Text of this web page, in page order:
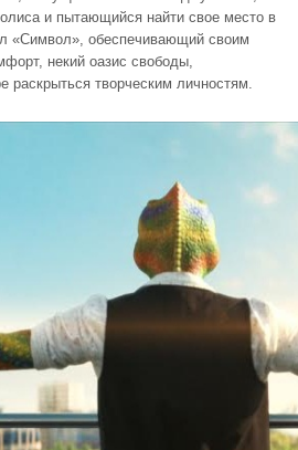
и пытающийся найти свое место в
«Символ», обеспечивающий своим
некий оазис свободы,
раскрыться творческим личностям.